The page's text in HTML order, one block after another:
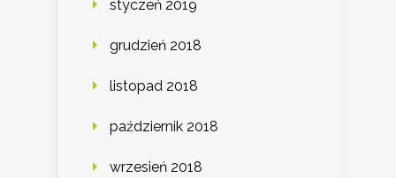
styczeń 2019
grudzień 2018
listopad 2018
październik 2018
wrzesień 2018